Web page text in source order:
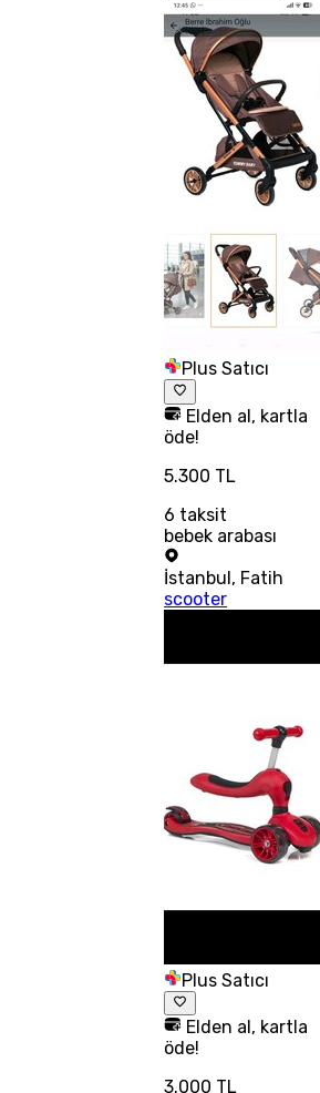
Plus Satıcı
Elden al, kartla
öde!
5.300 TL
6 taksit
bebek arabası
İstanbul, Fatih
scooter
Plus Satıcı
Elden al, kartla
öde!
3.000 TL